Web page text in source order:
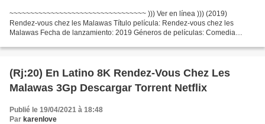
~~~~~~~~~~~~~~~~~~~~~~~~~~~~~~~~~ ))) Ver en línea ))) (2019)
Rendez-vous chez les Malawas Título película: Rendez-vous chez les
Malawas Fecha de lanzamiento: 2019 Géneros de películas: Comedia
(Rj:20) En Latino 8K Rendez-Vous Chez Les
Malawas 3Gp Descargar Torrent Netflix
Publié le 19/04/2021 à 18:48
Par karenlove